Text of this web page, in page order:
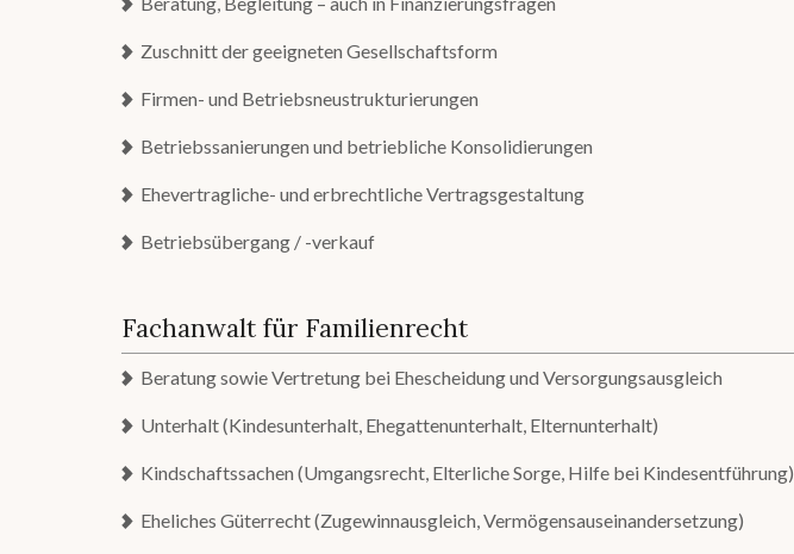
Zuschnitt der geeigneten Gesellschaftsform
Firmen- und Betriebsneustrukturierungen
Betriebssanierungen und betriebliche Konsolidierungen
Ehevertragliche- und erbrechtliche Vertragsgestaltung
Betriebsübergang / -verkauf
Fachanwalt für Familienrecht
Beratung sowie Vertretung bei Ehescheidung und Versorgungsausgleich
Unterhalt (Kindesunterhalt, Ehegattenunterhalt, Elternunterhalt)
Kindschaftssachen (Umgangsrecht, Elterliche Sorge, Hilfe bei Kindesentführung)
Eheliches Güterrecht (Zugewinnausgleich, Vermögensauseinandersetzung)